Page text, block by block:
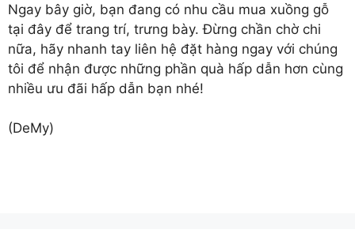
Ngay bây giờ, bạn đang có nhu cầu mua xuồng gỗ
tại đây để trang trí, trưng bày. Đừng chần chờ chi
nữa, hãy nhanh tay liên hệ đặt hàng ngay với chúng
tôi để nhận được những phần quà hấp dẫn hơn cùng
nhiều ưu đãi hấp dẫn bạn nhé!
(DeMy)